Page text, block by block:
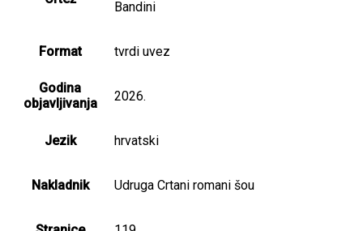
Bandini
Format tvrdi uvez
Godina
objavljivanja
2026.
Jezik hrvatski
Nakladnik Udruga Crtani romani šou